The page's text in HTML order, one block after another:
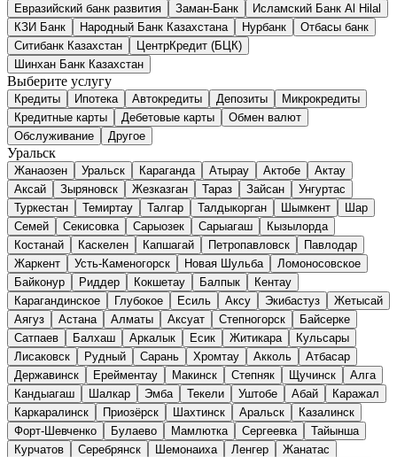
Евразийский банк развития
Заман-Банк
Исламский Банк Al Hilal
КЗИ Банк
Народный Банк Казахстана Нурбанк
Отбасы банк
Ситибанк Казахстан
ЦентрКредит (БЦК)
Шинхан Банк Казахстан
Выберите услугу
Кредиты Ипотека Автокредиты Депозиты
Микрокредиты
Кредитные карты
Дебетовые карты
Обмен валют
Обслуживание
Другое
Уральск
Жанаозен Уральск Караганда Атырау Актобе
Актау
Аксай
Зыряновск Жезказган Тараз Зайсан
Унгуртас
Туркестан
Темиртау Талгар Талдыкорган Шымкент
Шар
Семей
Секисовка Сарыозек Сарыагаш
Кызылорда
Костанай
Каскелен Капшагай Петропавловск
Павлодар
Жаркент
Усть-Каменогорск Новая Шульба
Ломоносовское
Байконур
Риддер Кокшетау Балпык
Кентау
Карагандинское
Глубокое Есиль Аксу Экибастуз
Жетысай
Аягуз
Астана Алматы Аксуат Степногорск
Байсерке
Сатпаев
Балхаш Аркалык Есик Житикара
Кульсары
Лисаковск
Рудный Сарань Хромтау Акколь
Атбасар
Державинск
Ерейментау Макинск Степняк Щучинск
Алга
Кандыагаш
Шалкар Эмба Текели Уштобе Абай
Каражал
Каркаралинск
Приозёрск Шахтинск Аральск
Казалинск
Форт-Шевченко
Булаево Мамлютка Сергеевка
Тайынша
Курчатов
Серебрянск Шемонаиха Ленгер
Жанатас